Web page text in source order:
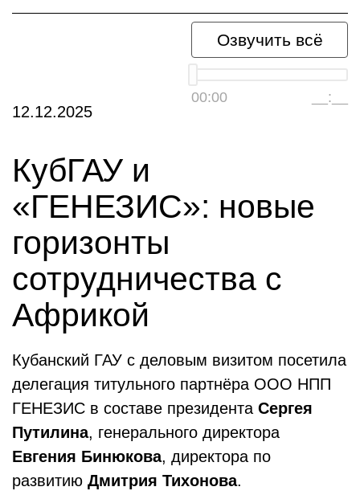
Озвучить всё
00:00 __:__
12.12.2025
КубГАУ и
«ГЕНЕЗИС»: новые
горизонты
сотрудничества с
Африкой
Кубанский ГАУ с деловым визитом посетила
делегация титульного партнёра ООО НПП
ГЕНЕЗИС в составе президента Сергея
Путилина, генерального директора
Евгения Бинюкова, директора по
развитию Дмитрия Тихонова.